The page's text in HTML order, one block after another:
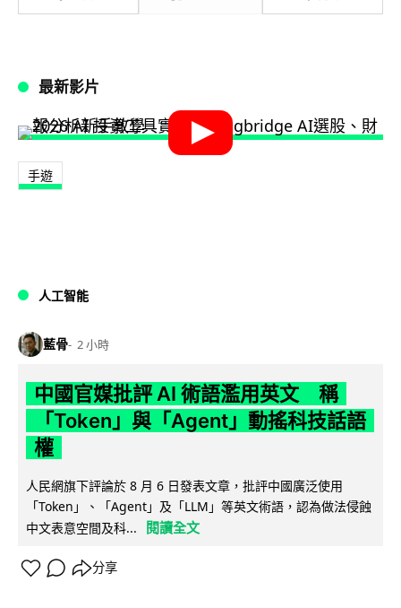
最新影片
手遊
人工智能
藍骨 2 小時
中國官媒批評 AI 術語濫用英文 稱
「Token」與「Agent」動搖科技話語
權
人民網旗下評論於 8 月 6 日發表文章，批評中國廣泛使用
「Token」、「Agent」及「LLM」等英文術語，認為做法侵蝕
中文表意空間及科...
閱讀全文
分享